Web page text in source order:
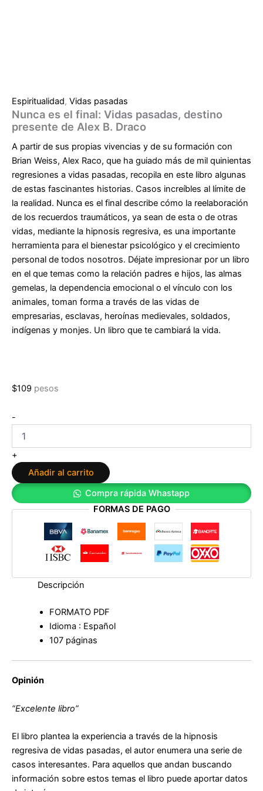
Espiritualidad, Vidas pasadas
Nunca es el final: Vidas pasadas, destino
presente de Alex B. Draco
A partir de sus propias vivencias y de su formación con
Brian Weiss, Alex Raco, que ha guiado más de mil quinientas
regresiones a vidas pasadas, recopila en este libro algunas
de estas fascinantes historias. Casos increíbles al límite de
la realidad. Nunca es el final describe cómo la reelaboración
de los recuerdos traumáticos, ya sean de esta o de otras
vidas, mediante la hipnosis regresiva, es una importante
herramienta para el bienestar psicológico y el crecimiento
personal de todos nosotros. Déjate impresionar por un libro
en el que temas como la relación padres e hijos, las almas
gemelas, la dependencia emocional o el vínculo con los
animales, toman forma a través de las vidas de
empresarias, esclavas, heroínas medievales, soldados,
indígenas y monjes. Un libro que te cambiará la vida.
$109 pesos
-
es
final:
Vidas
pasadas,
destino
de
cantidad
+
Añadir al carrito
Compra rápida Whastapp
FORMAS DE PAGO
Descripción
FORMATO PDF
Idioma : Español
107 páginas
Opinión
“Excelente libro”
El libro plantea la experiencia a través de la hipnosis
regresiva de vidas pasadas, el autor enumera una serie de
casos interesantes. Para aquellos que andan buscando
información sobre estos temas el libro puede aportar datos